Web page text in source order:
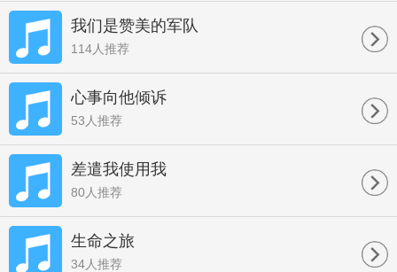
我们是赞美的军队
114人推荐
心事向他倾诉
53人推荐
差遣我使用我
80人推荐
生命之旅
34人推荐